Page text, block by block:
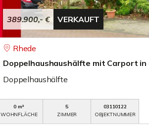
389.900,- € VERKAUFT
Rhede
Doppelhaushaushälfte mit Carport in
Doppelhaushälfte
0 m²
WOHNFLÄCHE
5
ZIMMER
03110122
OBJEKTNUMMER